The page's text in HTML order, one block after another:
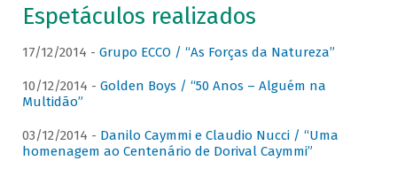
Espetáculos realizados
17/12/2014 - Grupo ECCO / “As Forças da Natureza”
10/12/2014 - Golden Boys / “50 Anos – Alguém na
Multidão”
03/12/2014 - Danilo Caymmi e Claudio Nucci / “Uma
homenagem ao Centenário de Dorival Caymmi”